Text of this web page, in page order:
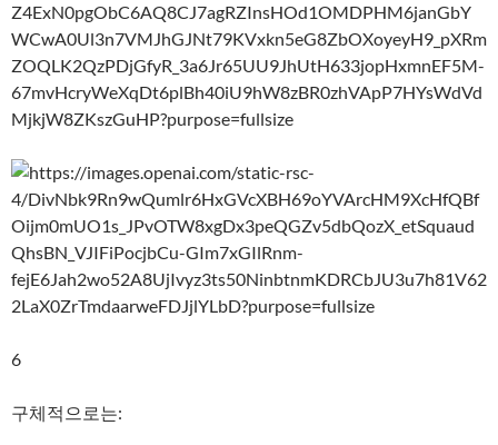
6
구체적으로는: